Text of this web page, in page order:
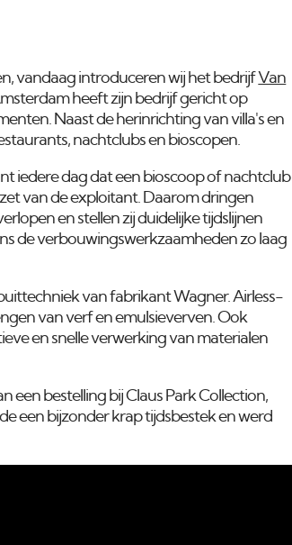
vandaag introduceren wij het bedrijfVan
heeft zijn bedrijf gericht op
Naast de herinrichting van villa's en
nachtclubs en bioscopen.
iedere dag dat een bioscoop of nachtclub
van de exploitant. Daarom dringen
en stellen zij duidelijke tijdslijnen
de verbouwingswerkzaamheden zo laag
van fabrikant Wagner. Airless-
van verf en emulsieverven. Ook
en snelle verwerking van materialen
een bestelling bij Claus Park Collection,
een bijzonder krap tijdsbestek en werd